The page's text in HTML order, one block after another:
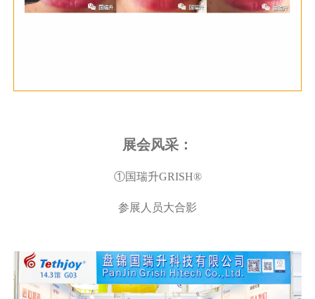
展会风采：
①国瑞升GRISH®
参展人员大合影